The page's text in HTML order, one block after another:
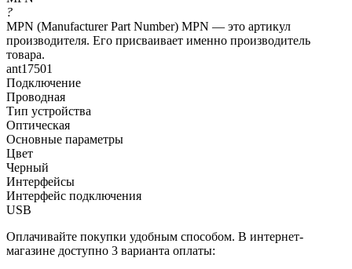
?
MPN (Manufacturer Part Number) MPN — это артикул
производителя. Его присваивает именно производитель
товара.
ant17501
Подключение
Проводная
Тип устройства
Оптическая
Основные параметры
Цвет
Черный
Интерфейсы
Интерфейс подключения
USB
Оплачивайте покупки удобным способом. В интернет-
магазине доступно 3 варианта оплаты: